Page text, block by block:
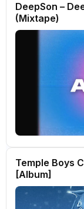
DeepSon –
(Mixtape)
Temple Boys
[Album]